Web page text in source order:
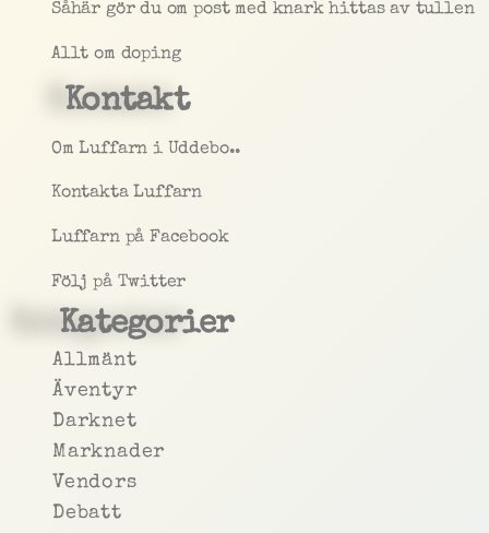
Såhär gör du om post med knark hittas av tullen
Allt om doping
Kontakt
Om Luffarn i Uddebo..
Kontakta Luffarn
Luffarn på Facebook
Följ på Twitter
Kategorier
Allmänt
Äventyr
Darknet
Marknader
Vendors
Debatt